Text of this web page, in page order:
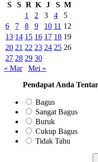
S
S R K J S M
1
2 3 4
5
6
7 8 9 10 11 12
13 14 15 16 17 18 19
20 21 22 23 24 25 26
27 28 29 30
« Mar
Mei »
Pendapat Anda
Bagus
Sangat Bagus
Buruk
Cukup Bagus
Tidak Tahu